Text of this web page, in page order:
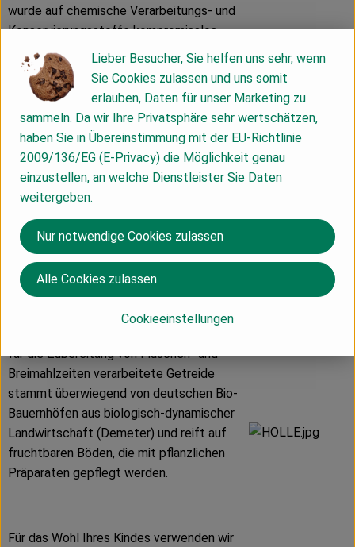
wurde auf chemische Verarbeitungs- und
Konservierungsstoffe kompromisslos
verzichtet. Der Firmensitz ist im deutsch-
schweizerischen Grenzgebiet. Seit über 35
Jahren werden die Holle Babynahrungen
neben der Schweiz auch im Fachhandel in
Europa (= Reformhaus, Naturkostladen,
Apotheken) verkauft.
Säuglingsmilchnahrungen und Getreidebreie
erfolgt in Deutschland. Die Glaskost wird in
Deutschland hergestellt. Unsere
Produktionsstätten entsprechen den
neuesten technologischen Anforderungen
für die Zubereitung von Flaschen- und
Breimahlzeiten verarbeitete Getreide
stammt überwiegend von deutschen Bio-
Bauernhöfen aus biologisch-dynamischer
Landwirtschaft (Demeter) und reift auf
fruchtbaren Böden, die mit pflanzlichen
Präparaten gepflegt werden.
Für das Wohl Ihres Kindes verwenden wir
Lieber Besucher, Sie helfen uns sehr, wenn
Sie Cookies zulassen und uns somit
erlauben, Daten für unser Marketing zu
sammeln. Da wir Ihre Privatsphäre sehr wertschätzen,
haben Sie in Übereinstimmung mit der EU-Richtlinie
2009/136/EG (E-Privacy) die Möglichkeit genau
einzustellen, an welche Dienstleister Sie Daten
weitergeben.
Cookieeinstellungen
Nur notwendige Cookies zulassen
Alle Cookies zulassen